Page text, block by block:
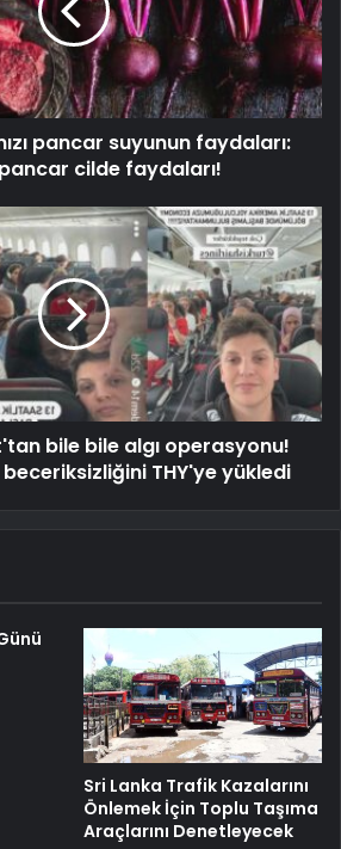
pancar suyunun faydaları:
pancar cilde faydaları!
bile bile algı operasyonu!
THY'ye yükledi
Sri Lanka Trafik Kazalarını
Önlemek İçin Toplu Taşıma
Araçlarını Denetleyecek